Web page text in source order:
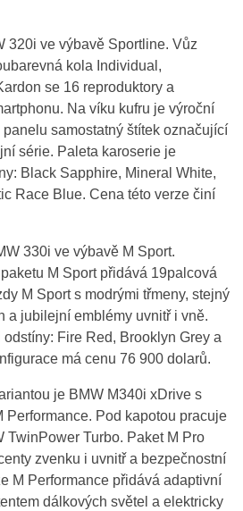
320i ve výbavě Sportline. Vůz
kola Individual,
se 16 reproduktory a
Na víku kufru je výroční
samostatný štítek označující
série. Paleta karoserie je
Black Sapphire, Mineral White,
Race Blue. Cena této verze činí
330i ve výbavě M Sport.
M Sport přidává 19palcová
M Sport s modrými třmeny, stejný
a jubilejní emblémy uvnitř i vně.
Fire Red, Brooklyn Grey a
má cenu 76 900 dolarů.
je BMW M340i xDrive s
Performance. Pod kapotou pracuje
TwinPower Turbo. Paket M Pro
zvenku i uvnitř a bezpečnostní
M Performance přidává adaptivní
dálkových světel a elektricky